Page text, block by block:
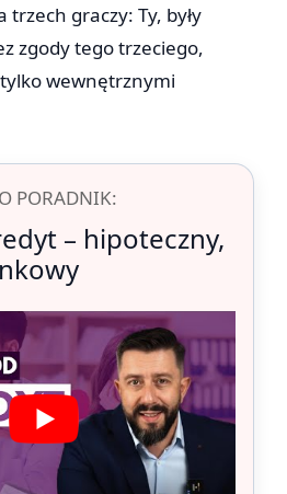
trzech graczy: Ty, były
zgody tego trzeciego,
wewnętrznymi
PORADNIK:
– hipoteczny,